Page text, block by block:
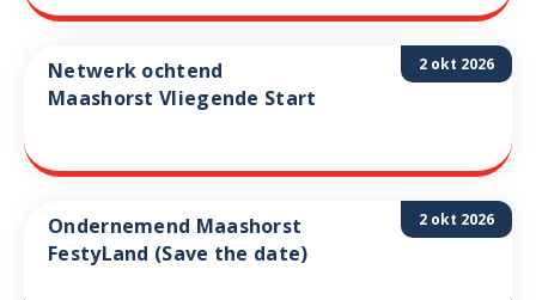
2 okt 2026
Netwerk ochtend
Maashorst Vliegende Start
2 okt 2026
Ondernemend Maashorst
FestyLand (Save the date)